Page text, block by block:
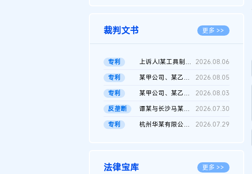
裁判文书 更多 >>
专利 上诉人I某工具制品有限公司与被上诉人程某及一审被告中华人民共和...
2026.08.06
专利
某甲公司、某乙公司、某丙公司申请诉前行为保全复议裁定书
2026.08.05
专利
某甲公司、某乙公司、官某与某丙公司专利申请权权属纠纷 二审判决...
2026.08.03
反垄断
谭某与长沙马某堆农产品股份有限公司滥用市场支配地位纠纷二审裁...
2026.07.30
专利
杭州华某有限公司与菲某有限公司侵害发明专利权纠纷 2026.07.29
法律宝库 更多 >>